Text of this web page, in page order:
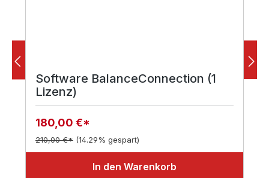
Software BalanceConnection (1
Lizenz)
180,00 €*
210,00 €* (14.29% gespart)
In den Warenkorb